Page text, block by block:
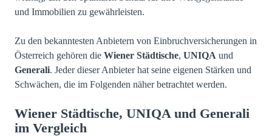
und Immobilien zu gewährleisten.
Zu den bekanntesten Anbietern von Einbruchversicherungen in
Österreich gehören die Wiener Städtische, UNIQA und
Generali. Jeder dieser Anbieter hat seine eigenen Stärken und
Schwächen, die im Folgenden näher betrachtet werden.
Wiener Städtische, UNIQA und Generali
im Vergleich